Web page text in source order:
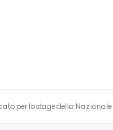
per lo stage della Nazionale